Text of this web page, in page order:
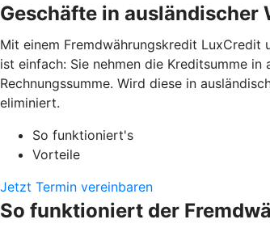
Geschäfte in ausländischer
Mit einem Fremdwährungskredit LuxCredit
ist einfach: Sie nehmen die Kreditsumme
Rechnungssumme. Wird diese in
eliminiert.
So funktioniert's
Vorteile
Jetzt Termin vereinbaren
So funktioniert der